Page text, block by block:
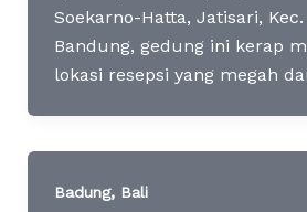
Soekarno-Hatta, Jatisari,
Bandung, gedung ini kerap
lokasi resepsi yang megah
Badung, Bali